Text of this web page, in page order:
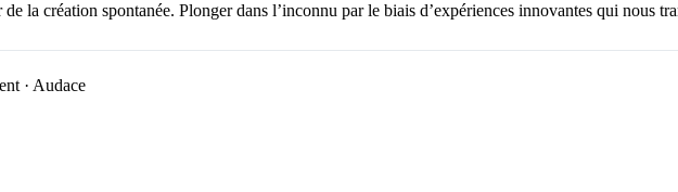
la création spontanée. Plonger dans l’inconnu par le biais d’expériences innovantes qui nous
· Audace